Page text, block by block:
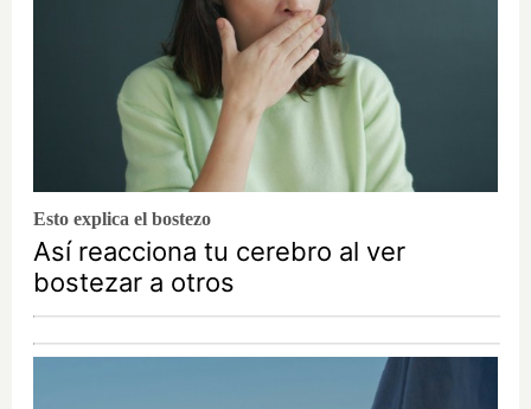
Esto explica el bostezo
Así reacciona tu cerebro al ver
bostezar a otros